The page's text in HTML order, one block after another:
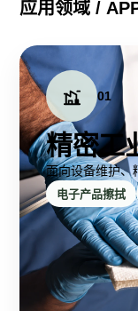
应用领域 /
01
精密工
面向设备维护、
电子产品擦拭